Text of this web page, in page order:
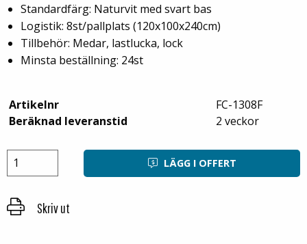
Standardfärg: Naturvit med svart bas
Logistik: 8st/pallplats (120x100x240cm)
Tillbehör: Medar, lastlucka, lock
Minsta beställning: 24st
Artikelnr
FC-1308F
Beräknad leveranstid
2 veckor
LÄGG I OFFERT
Skriv ut